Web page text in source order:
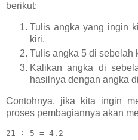
berikut:
Tulis angka yang ingin
kiri.
Tulis angka 5 di sebelah
Kalikan angka di
hasilnya dengan angka
Contohnya, jika kita ingin
proses pembagiannya akan